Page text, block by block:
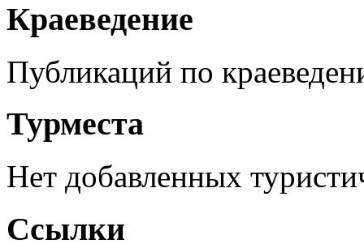
Краеведение
Публикаций по
Турместа
Нет добавленных
Ссылки